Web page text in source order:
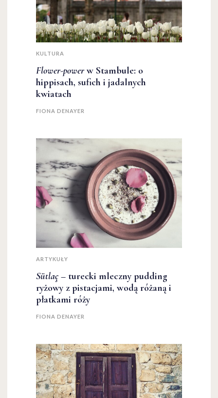
KULTURA
Flower-powerw Stambule: o
hippisach, sufich i jadalnych
kwiatach
FIONA DENAYER
ARTYKUŁY
Sütlaç – turecki mleczny pudding
ryżowy z pistacjami, wodą różaną i
płatkami róży
FIONA DENAYER